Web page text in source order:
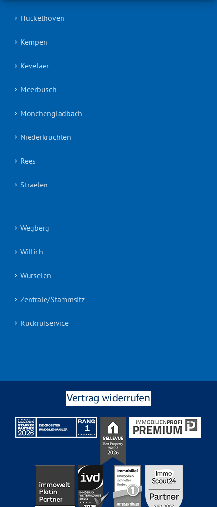
Hückelhoven
Kempen
Kevelaer
Meerbusch
Mönchengladbach
Niederkrüchten
Rees
Straelen
Wegberg
Willich
Würselen
Zentrale/Stammsitz
Rückrufservice